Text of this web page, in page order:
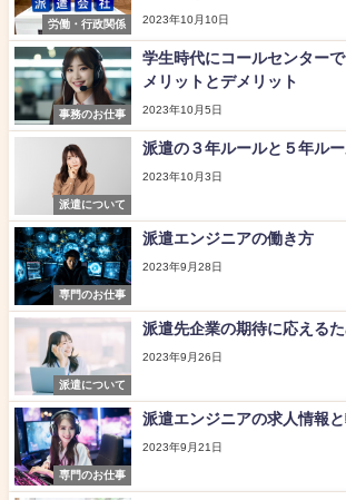
労働・行政関係 2023年10月10日
事務のお仕事
学生時代にコールセンター
メリットとデメリット
2023年10月5日
派遣について
派遣の３年ルールと５年ルー
2023年10月3日
専門のお仕事
派遣エンジニアの働き方
2023年9月28日
派遣について
派遣先企業の期待に応える
2023年9月26日
専門のお仕事
派遣エンジニアの求人情報
2023年9月21日